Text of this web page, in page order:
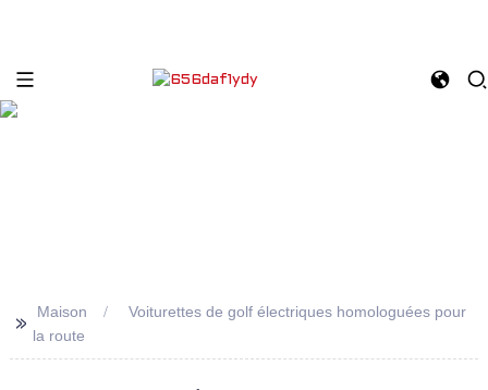
>>
Maison
Voiturettes de golf électriques homologuées pour
la route